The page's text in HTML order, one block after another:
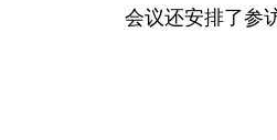
会议还安排了参